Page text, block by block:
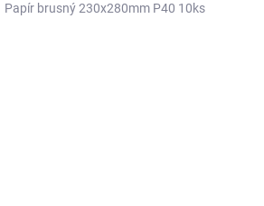
Papír brusný 230x280mm P40 10ks